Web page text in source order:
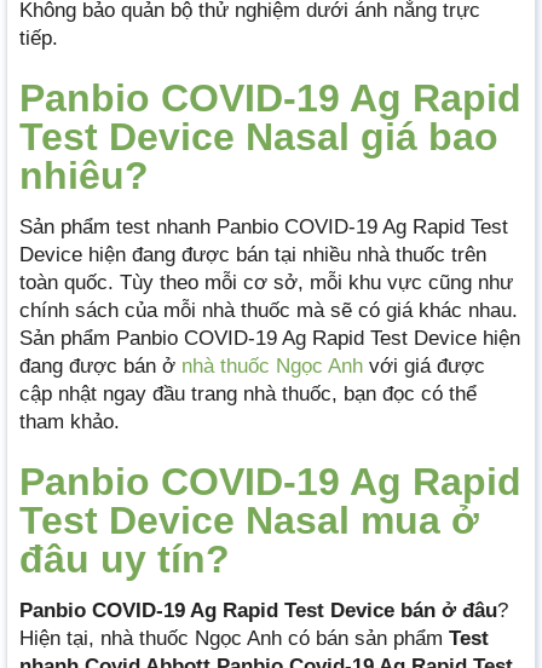
Không bảo quản bộ thử nghiệm dưới ánh nắng trực
tiếp.
Panbio COVID-19 Ag Rapid
Test Device Nasal giá bao
nhiêu?
Sản phẩm test nhanh Panbio COVID-19 Ag Rapid Test
Device hiện đang được bán tại nhiều nhà thuốc trên
toàn quốc. Tùy theo mỗi cơ sở, mỗi khu vực cũng như
chính sách của mỗi nhà thuốc mà sẽ có giá khác nhau.
Sản phẩm Panbio COVID-19 Ag Rapid Test Device hiện
đang được bán ở nhà thuốc Ngọc Anh với giá được
cập nhật ngay đầu trang nhà thuốc, bạn đọc có thể
tham khảo.
Panbio COVID-19 Ag Rapid
Test Device Nasal mua ở
đâu uy tín?
Panbio COVID-19 Ag Rapid Test Device bán ở đâu?
Hiện tại, nhà thuốc Ngọc Anh có bán sản phẩm Test